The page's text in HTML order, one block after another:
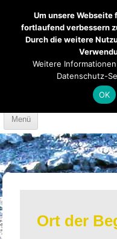
Mendener Labyrinth
Anfahrt
Menü
Skip to content
Ort der
Um unsere
fortlaufend verbessern
Durch die weitere
Weitere
Datenschutz-
OK